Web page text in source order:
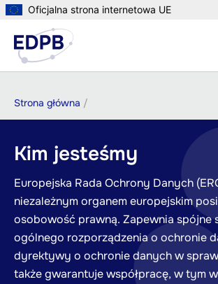
Przejdź
treści
Oficjalna strona internetowa UE
Ścieżka
nawigacyjna
Strona główna
Kim jesteśmy
Europejska Rada Ochrony Danych
niezależnym organem europejskim
osobowość prawną. Zapewnia spójne
ogólnego rozporządzenia o ochronie
dyrektywy o ochronie danych w
także gwarantuje współpracę, w tym